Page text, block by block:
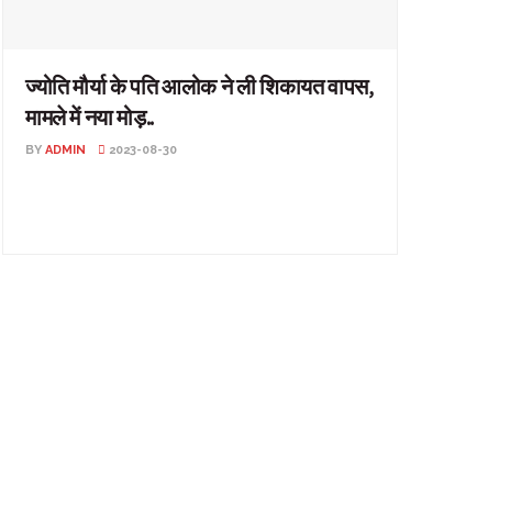
ज्योति मौर्या के पति आलोक ने ली शिकायत वापस,
मामले में नया मोड़..
BY ADMIN 2023-08-30